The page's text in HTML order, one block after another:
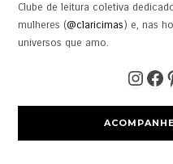
Clube de leitura coletiva
mulheres (@claricimas) e, nas
universos que amo.